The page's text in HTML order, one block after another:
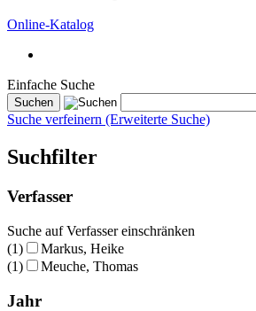
Online-Katalog
Einfache Suche
Suche verfeinern (Erweiterte Suche)
Suchfilter
Verfasser
Suche auf Verfasser einschränken
(1)
Markus, Heike
(1)
Meuche, Thomas
Jahr